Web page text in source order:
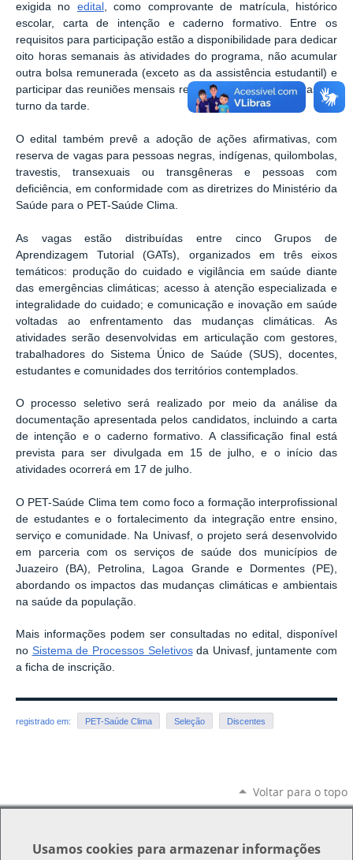
exigida no edital , como comprovante de matrícula, histórico
escolar, carta de intenção e caderno formativo. Entre os
requisitos para participação estão a disponibilidade para dedicar
oito horas semanais às atividades do programa, não acumular
outra bolsa remunerada (exceto as da assistência estudantil) e
participar das reuniões mensais realizadas nas sextas-feiras, no
turno da tarde.
O edital também prevê a adoção de ações afirmativas, com
reserva de vagas para pessoas negras, indígenas, quilombolas,
travestis, transexuais ou transgêneras e pessoas com
deficiência, em conformidade com as diretrizes do Ministério da
Saúde para o PET-Saúde Clima.
As vagas estão distribuídas entre cinco Grupos de
Aprendizagem Tutorial (GATs), organizados em três eixos
temáticos: produção do cuidado e vigilância em saúde diante
das emergências climáticas; acesso à atenção especializada e
integralidade do cuidado; e comunicação e inovação em saúde
voltadas ao enfrentamento das mudanças climáticas. As
atividades serão desenvolvidas em articulação com gestores,
trabalhadores do Sistema Único de Saúde (SUS), docentes,
estudantes e comunidades dos territórios contemplados.
O processo seletivo será realizado por meio da análise da
documentação apresentada pelos candidatos, incluindo a carta
de intenção e o caderno formativo. A classificação final está
prevista para ser divulgada em 15 de julho, e o início das
atividades ocorrerá em 17 de julho.
O PET-Saúde Clima tem como foco a formação interprofissional
de estudantes e o fortalecimento da integração entre ensino,
serviço e comunidade. Na Univasf, o projeto será desenvolvido
em parceria com os serviços de saúde dos municípios de
Juazeiro (BA), Petrolina, Lagoa Grande e Dormentes (PE),
abordando os impactos das mudanças climáticas e ambientais
na saúde da população.
Mais informações podem ser consultadas no edital, disponível
no Sistema de Processos Seletivosda Univasf, juntamente com
a ficha de inscrição.
registrado em: PET-Saúde Clima Seleção Discentes
Voltar para o topo
Usamoscookies para armazenar informações